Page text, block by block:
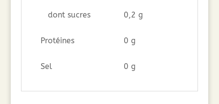
dont sucres 0,2 g
Protéines 0 g
Sel 0 g